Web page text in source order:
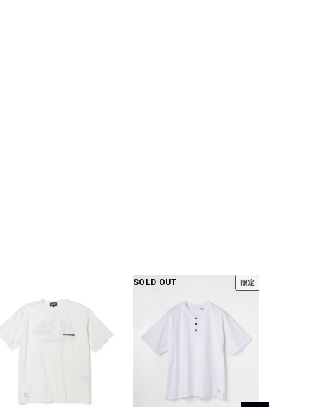
SOLD OUT 限定